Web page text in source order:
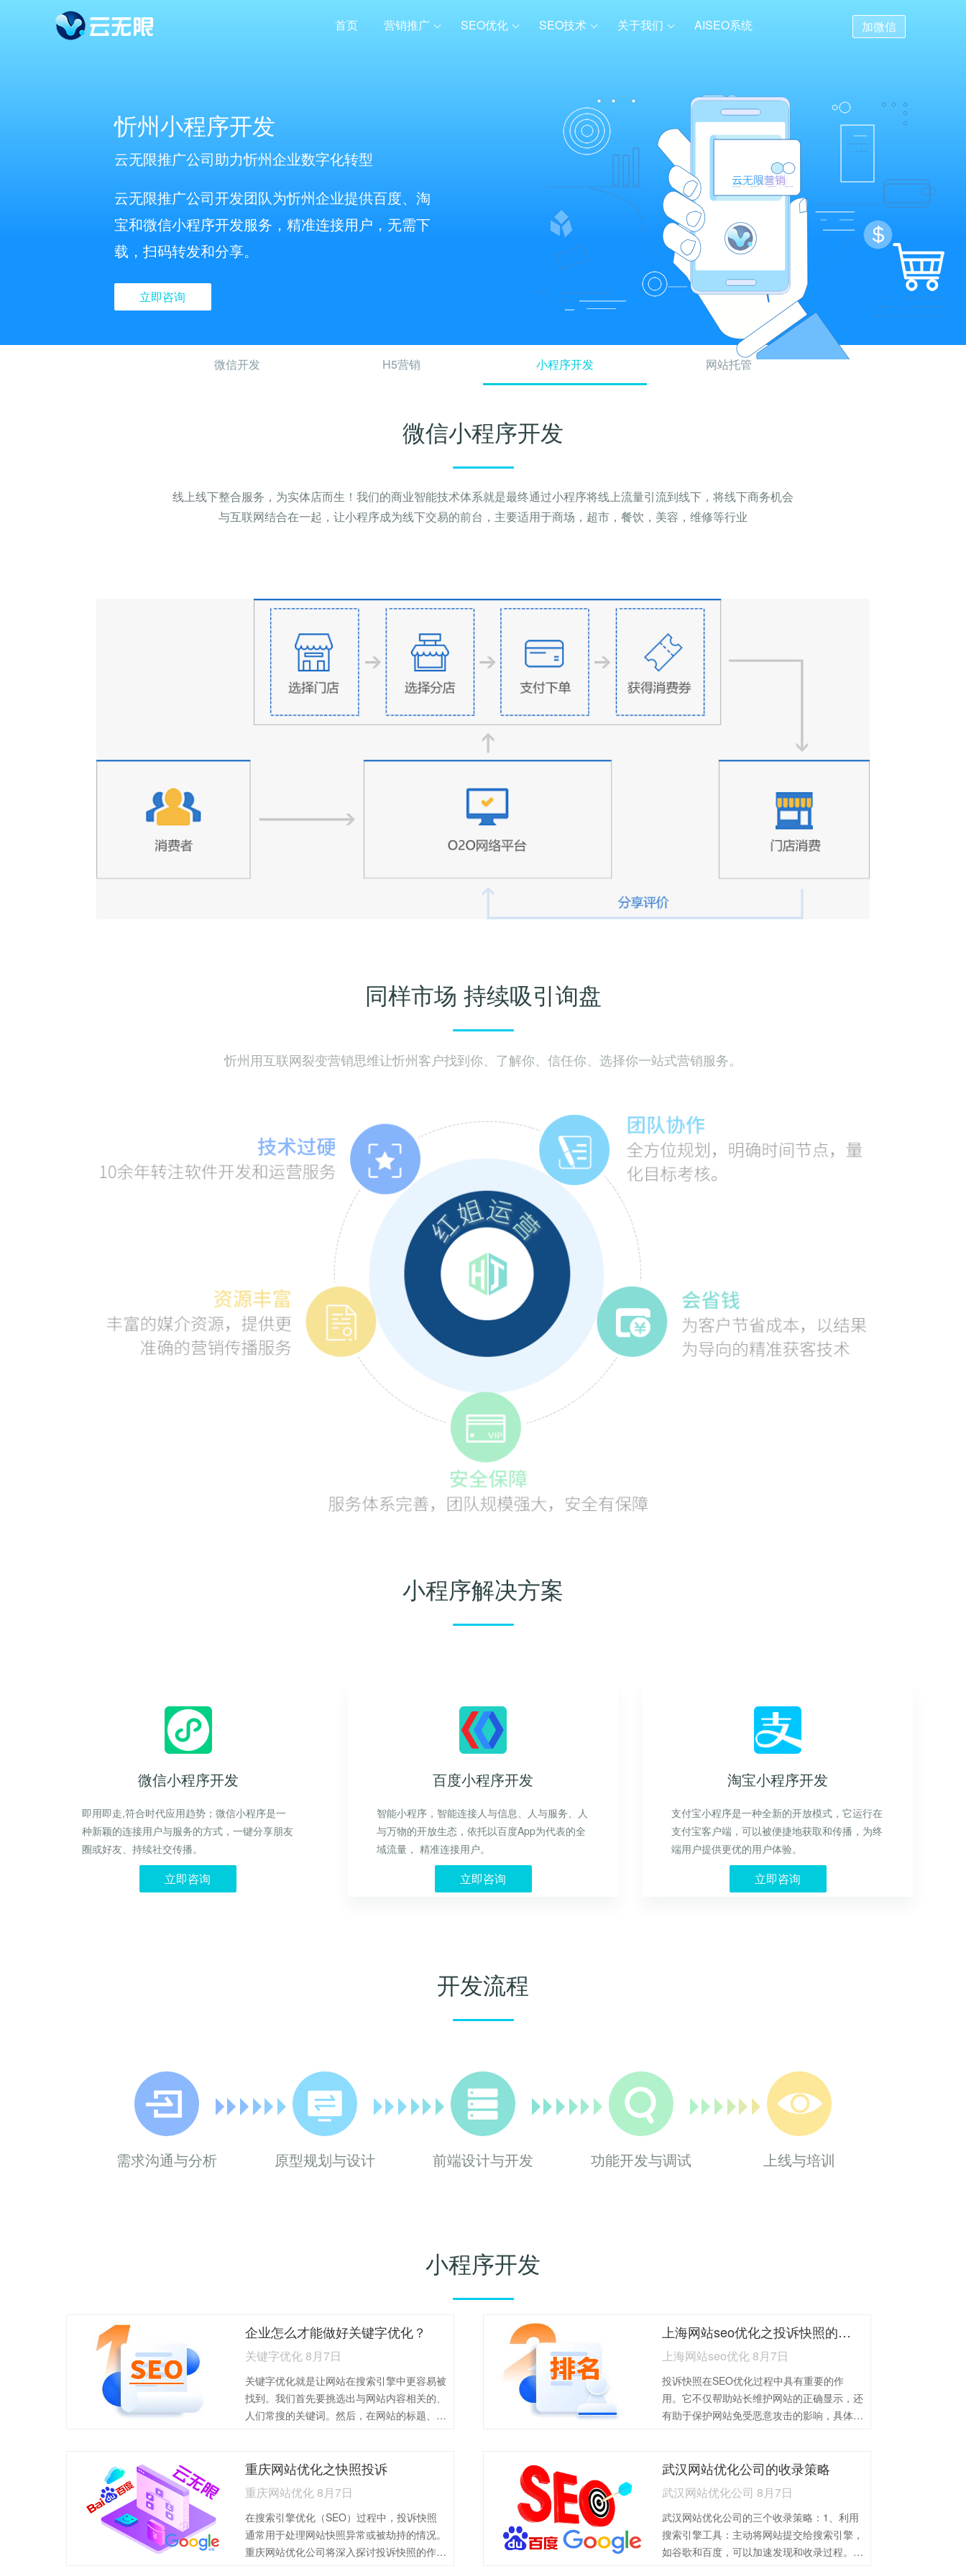
加微信
首页 营销推广 SEO优化 SEO技术 关于我们 AISEO系统
忻州小程序开发
云无限推广公司助力忻州企业数字化转型
云无限推广公司开发团队为忻州企业提供百度、淘
宝和微信小程序开发服务，精准连接用户，无需下
载，扫码转发和分享。
立即咨询
微信开发 H5营销 小程序开发 网站托管
微信小程序开发
线上线下整合服务，为实体店而生！我们的商业智能技术体系就是最终通过小程序将线上流量引流到线下，将线下商务机会
与互联网结合在一起，让小程序成为线下交易的前台，主要适用于商场，超市，餐饮，美容，维修等行业
同样市场 持续吸引询盘
忻州用互联网裂变营销思维让忻州客户找到你、了解你、信任你、选择你一站式营销服务。
小程序解决方案
微信小程序开发
即用即走,符合时代应用趋势；微信小程序是一
种新颖的连接用户与服务的方式，一键分享朋友
圈或好友、持续社交传播。
立即咨询
百度小程序开发
智能小程序，智能连接人与信息、人与服务、人
与万物的开放生态，依托以百度App为代表的全
域流量， 精准连接用户。
立即咨询
淘宝小程序开发
支付宝小程序是一种全新的开放模式，它运行在
支付宝客户端，可以被便捷地获取和传播，为终
端用户提供更优的用户体验。
立即咨询
开发流程
需求沟通与分析 原型规划与设计 前端设计与开发 功能开发与调试 上线与培训
小程序开发
企业怎么才能做好关键字优化？
关键字优化 8月7日
关键字优化就是让网站在搜索引擎中更容易被
找到。我们首先要挑选出与网站内容相关的、
人们常搜的关键词。然后，在网站的标题、内
价值的内容，让用户满意，也能提升网站在搜
引擎中的表现，根据情况进行调整。这就是关
键字优化的基本含义。
上海网站seo优化之投诉快照的作用
上海网站seo优化 8月7日
投诉快照在SEO优化过程中具有重要的作
用。它不仅帮助站长维护网站的正确显示，还
有助于保护网站免受恶意攻击的影响，具体作
索引擎可能会由于各种原因错误地索引网站内
下，站长可以通过投诉快照来提示搜索引擎重
新审核并正确索引网站页面。2、解决快照倒
退：快照倒退是指搜索引擎快照的时间戳退到
了较早的日期，这可能是由于搜索引擎算法调
重庆网站优化之快照投诉
重庆网站优化 8月7日
在搜索引擎优化（SEO）过程中，投诉快照
通常用于处理网站快照异常或被劫持的情况。
重庆网站优化公司将深入探讨投诉快照的作用
武汉网站优化公司的收录策略
武汉网站优化公司 8月7日
武汉网站优化公司的三个收录策略：1、利用
搜索引擎工具：主动将网站提交给搜索引擎，
如谷歌和百度，可以加速发现和收录过程。使